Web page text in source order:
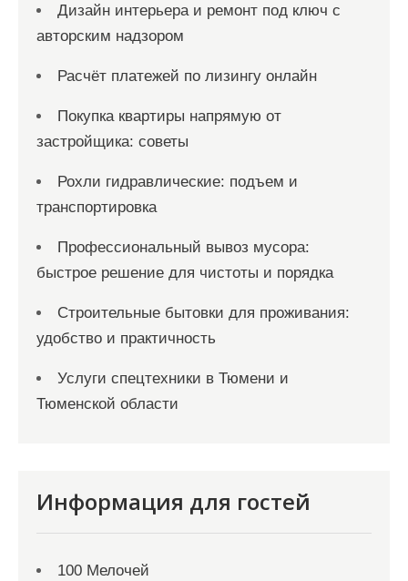
Дизайн интерьера и ремонт под ключ с
авторским надзором
Расчёт платежей по лизингу онлайн
Покупка квартиры напрямую от
застройщика: советы
Рохли гидравлические: подъем и
транспортировка
Профессиональный вывоз мусора:
быстрое решение для чистоты и порядка
Строительные бытовки для проживания:
удобство и практичность
Услуги спецтехники в Тюмени и
Тюменской области
Информация для гостей
100 Мелочей